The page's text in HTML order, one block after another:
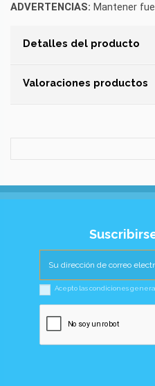
ADVERTENCIAS: Mantener
Detalles del producto
Valoraciones productos
Acepto las condiciones